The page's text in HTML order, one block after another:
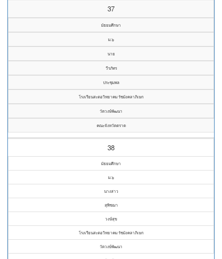
37
มัธยมศึกษา
ม.๖
นาย
วีรภัทร
ประชุมพล
โรงเรียนสะตอวิทยาคม รัชมังคลาภิเษก
วัดวงษ์พัฒนา
คณะจังหวัดตราด
38
มัธยมศึกษา
ม.๖
นางสาว
สุพิชฌา
วงษ์สุข
โรงเรียนสะตอวิทยาคม รัชมังคลาภิเษก
วัดวงษ์พัฒนา